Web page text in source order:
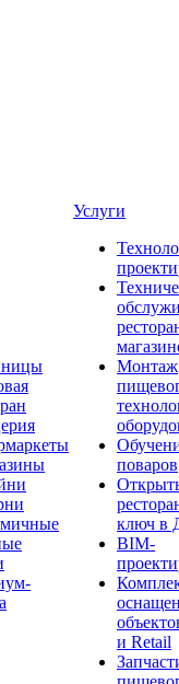
Услуги
Монтаж
поваров
ключ в
BIM-
и Retail